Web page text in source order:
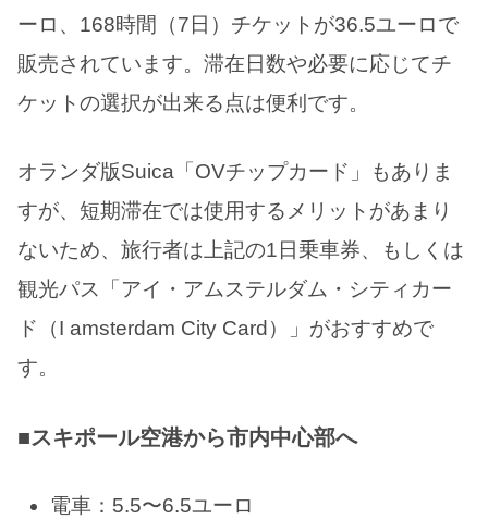
ーロ、168時間（7日）チケットが36.5ユーロで
販売されています。滞在日数や必要に応じてチ
ケットの選択が出来る点は便利です。
オランダ版Suica「OVチップカード」もありま
すが、短期滞在では使用するメリットがあまり
ないため、旅行者は上記の1日乗車券、もしくは
観光パス「アイ・アムステルダム・シティカー
ド（I amsterdam City Card）」がおすすめで
す。
■スキポール空港から市内中心部へ
電車：5.5〜6.5ユーロ